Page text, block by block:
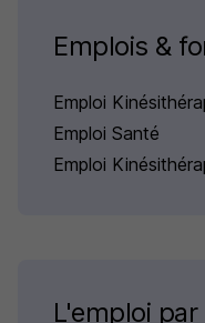
Emplois &
Emploi
Emploi Santé
Emploi
L'emploi